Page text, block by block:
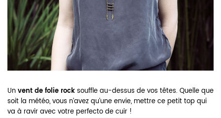
Unvent de folie rocksouffle au-dessus de vos têtes. Quelle que
soit la météo, vous n’avez qu’une envie, mettre ce petit top qui
va à ravir avec votre perfecto de cuir !